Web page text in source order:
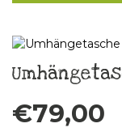
€79,00